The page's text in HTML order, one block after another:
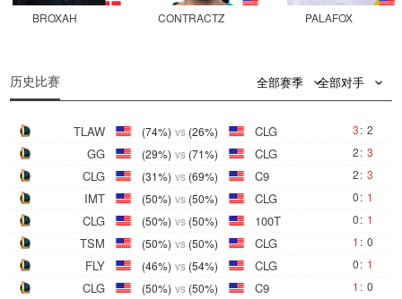
BROXAH CONTRACTZ PALAFOX
历史比赛 全部赛季 全部对手
TLAW (74%) vs (26%) CLG 3: 2
GG (29%) vs (71%) CLG 2: 3
CLG (31%) vs (69%) C9 2: 3
IMT (50%) vs (50%) CLG 0: 1
CLG (50%) vs (50%) 100T 0: 1
TSM (50%) vs (50%) CLG 1 : 0
FLY (46%) vs (54%) CLG 0: 1
CLG (50%) vs (50%) C9 1 : 0